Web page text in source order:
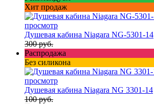
Хит продаж
просмотр
Душевая кабина Niagara NG-5301-14
300 руб.
Распродажа
Без силикона
просмотр
Душевая кабина Niagara NG 3301-14
100 руб.